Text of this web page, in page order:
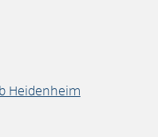
Heidenheim